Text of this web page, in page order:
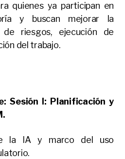
quienes ya participan en
y buscan mejorar la
de riesgos, ejecución de
del trabajo.
Sesión I: Planificación y
la IA y marco del uso